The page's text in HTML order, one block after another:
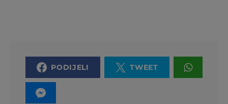
PODIJELI TWEET